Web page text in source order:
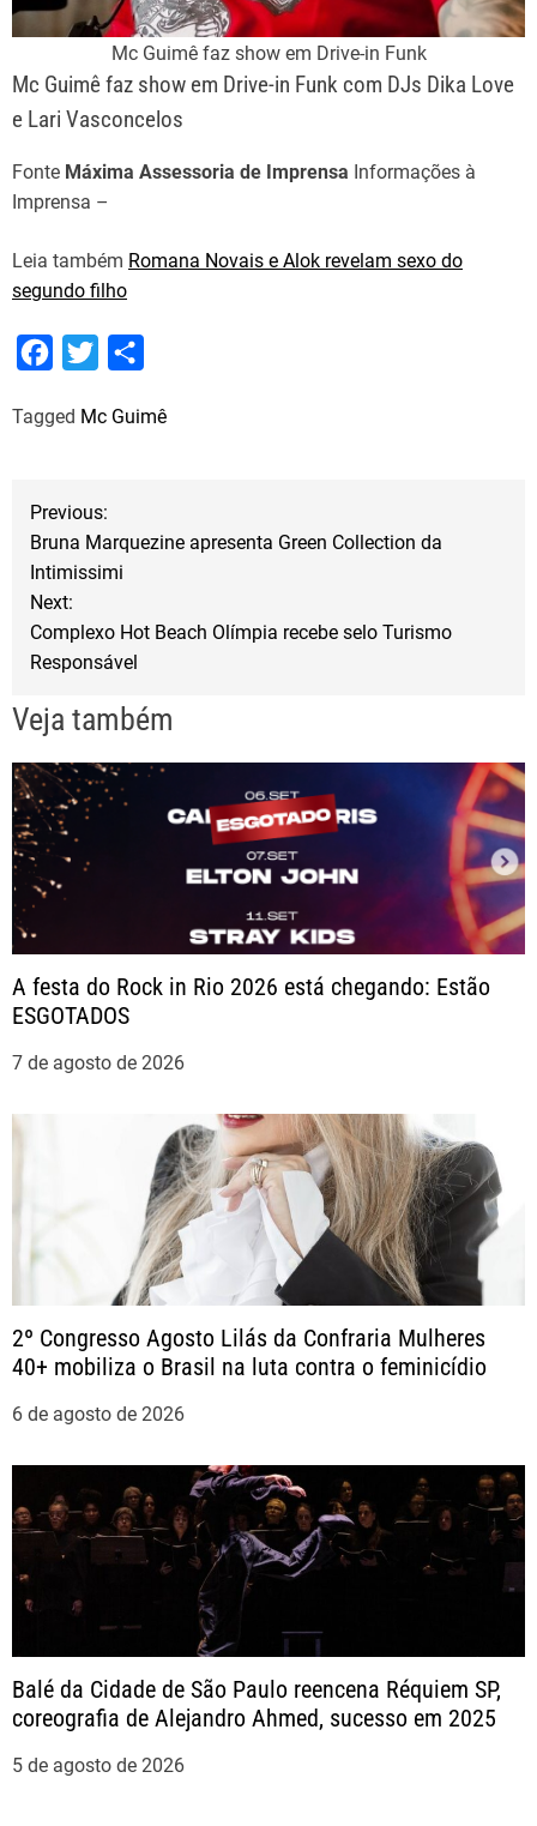
Mc Guimê faz show em Drive-in Funk
Mc Guimê faz show em Drive-in Funk com DJs Dika Love
e Lari Vasconcelos
Fonte Máxima Assessoria de Imprensa Informações à
Imprensa –
Leia também Romana Novais e Alok revelam sexo do
segundo filho
c
o
k
i
e
r
a
Tagged Mc Guimê
N
g
a
ç
ã
o
d
e
P
t
Previous:
Bruna Marquezine apresenta Green Collection da
Intimissimi
Next:
Complexo Hot Beach Olímpia recebe selo Turismo
Responsável
Veja também
A festa do Rock in Rio 2026 está chegando: Estão
ESGOTADOS
7 de agosto de 2026
2º Congresso Agosto Lilás da Confraria Mulheres
40+ mobiliza o Brasil na luta contra o feminicídio
6 de agosto de 2026
Balé da Cidade de São Paulo reencena Réquiem SP,
coreografia de Alejandro Ahmed, sucesso em 2025
5 de agosto de 2026